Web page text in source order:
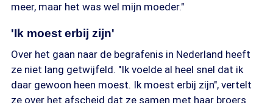
meer, maar het was wel mijn moeder."
'Ik moest erbij zijn'
Over het gaan naar de begrafenis in Nederland heeft
ze niet lang getwijfeld. "Ik voelde al heel snel dat ik
daar gewoon heen moest. Ik moest erbij zijn", vertelt
ze over het afscheid dat ze samen met haar broers